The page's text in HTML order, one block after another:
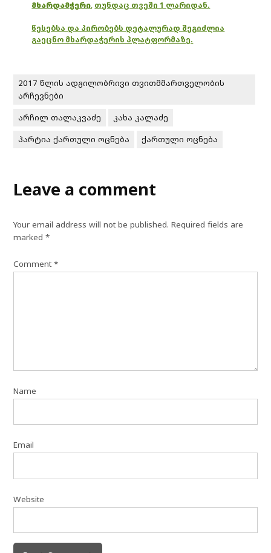
მხარდამჭერი, თუნდაც თვეში 1 ლარიდან.
წესებსა და პირობებს დეტალურად შეგიძლია
გაეცნო მხარდაჭერის პლატფორმაზე.
2017 წლის ადგილობრივი თვითმმართველობის
არჩევნები
არჩილ თალაკვაძე
კახა კალაძე
პარტია ქართული ოცნება
ქართული ოცნება
Leave a comment
Your email address will not be published. Required fields are
marked*
Comment*
Name
Email
Website